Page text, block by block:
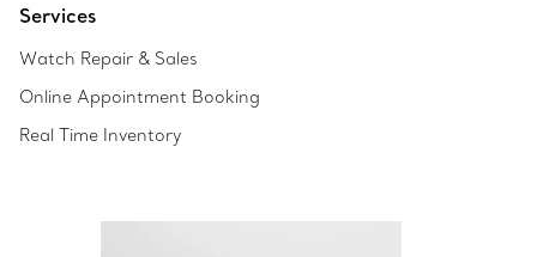
Services
Watch Repair & Sales
Online Appointment Booking
Real Time Inventory